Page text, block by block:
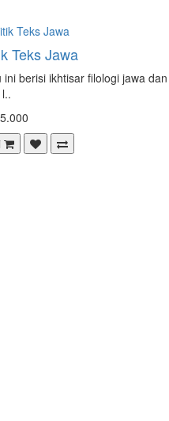
Teks Jawa
ini berisi ikhtisar filologi jawa dan